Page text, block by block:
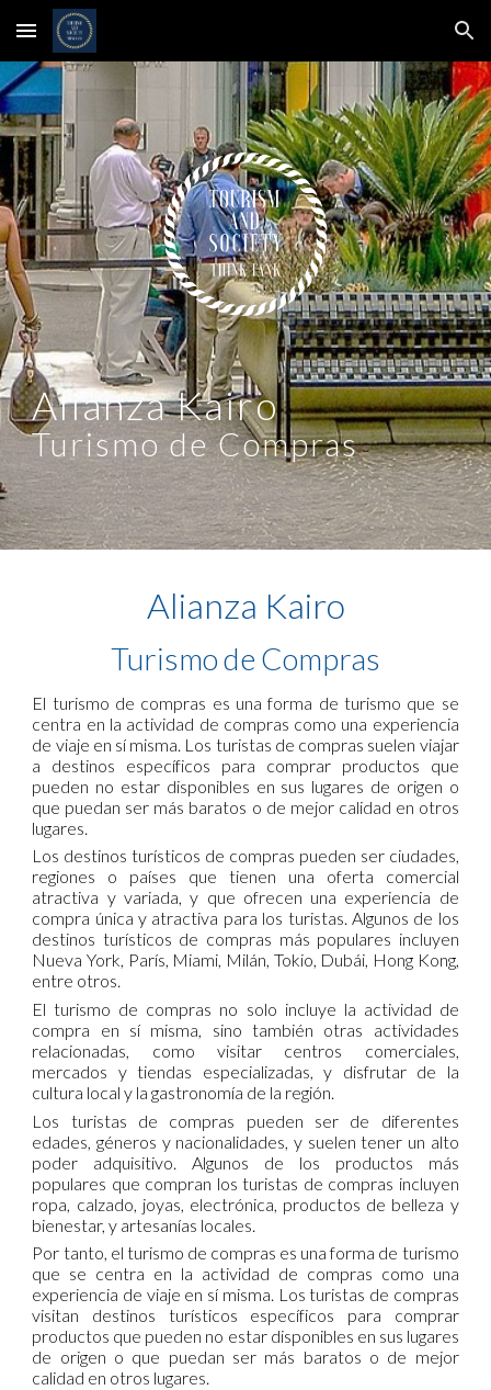
Skip to main content Skip to navigation
Alianza Kairo
Turismo de Compras
Alianza Kairo
Turismo de Compras
El turismo de compras es una forma de turismo que se
centra en la actividad de compras como una experiencia
de viaje en sí misma. Los turistas de compras suelen viajar
a destinos específicos para comprar productos que
pueden no estar disponibles en sus lugares de origen o
que puedan ser más baratos o de mejor calidad en otros
lugares.
Los destinos turísticos de compras pueden ser ciudades,
regiones o países que tienen una oferta comercial
atractiva y variada, y que ofrecen una experiencia de
compra única y atractiva para los turistas. Algunos de los
destinos turísticos de compras más populares incluyen
Nueva York, París, Miami, Milán, Tokio, Dubái, Hong Kong,
entre otros.
El turismo de compras no solo incluye la actividad de
compra en sí misma, sino también otras actividades
relacionadas, como visitar centros comerciales,
mercados y tiendas especializadas, y disfrutar de la
cultura local y la gastronomía de la región.
Los turistas de compras pueden ser de diferentes
edades, géneros y nacionalidades, y suelen tener un alto
poder adquisitivo. Algunos de los productos más
populares que compran los turistas de compras incluyen
ropa, calzado, joyas, electrónica, productos de belleza y
bienestar, y artesanías locales.
Por tanto, el turismo de compras es una forma de turismo
que se centra en la actividad de compras como una
experiencia de viaje en sí misma. Los turistas de compras
visitan destinos turísticos específicos para comprar
productos que pueden no estar disponibles en sus lugares
de origen o que puedan ser más baratos o de mejor
calidad en otros lugares.